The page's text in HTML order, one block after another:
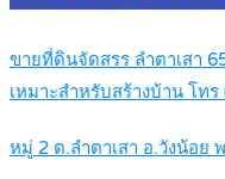
ขายที่ดินจัดสรร ลำตาเสา
เหมาะสำหรับสร้างบ้าน โท
หมู่ 2 ต.ลำตาเสา อ.วังน้อย